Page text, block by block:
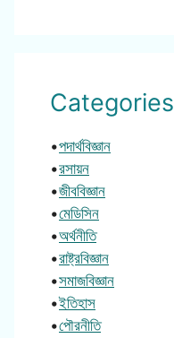
Categories
•পদার্থবিজ্ঞান
•রসায়ন
•জীববিজ্ঞান
•মেডিসিন
•অর্থনীতি
•রাষ্ট্রবিজ্ঞান
•সমাজবিজ্ঞান
•ইতিহাস
•পৌরনীতি